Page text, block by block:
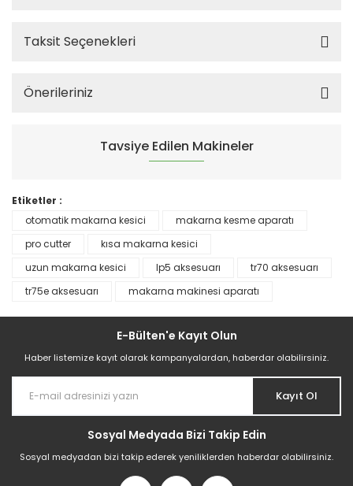
Taksit Seçenekleri
Önerileriniz
Tavsiye Edilen Makineler
LP 5 Makarna Makinesi | Profesyonel Masaüstü Makarna Ekstruder
181.082,88 TL
Etiketler :
otomatik makarna kesici
makarna kesme aparatı
pro cutter
kısa makarna kesici
uzun makarna kesici
lp5 aksesuarı
tr70 aksesuarı
tr75e aksesuarı
makarna makinesi aparatı
E-Bülten'e Kayıt Olun
Haber listemize kayıt olarak kampanyalardan, haberdar olabilirsiniz.
Kayıt Ol
Sosyal Medyada Bizi Takip Edin
Sosyal medyadan bizi takip ederek yeniliklerden haberdar olabilirsiniz.